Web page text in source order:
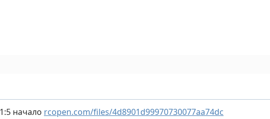
начало rcopen.com/files/4d8901d99970730077aa74dc